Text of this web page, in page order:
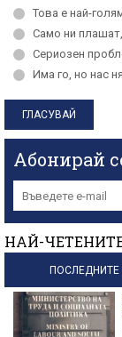
Това е най-
Само ни
Сериозен
Има го, но нас
Абонирай
НАЙ-
ПОСЛЕДНИТЕ